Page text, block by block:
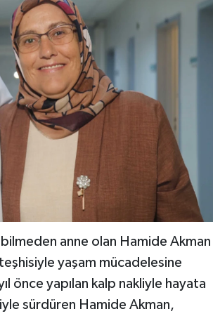
anne olan Hamide Akman
yaşam mücadelesine
önce yapılan kalp nakliyle hayata
sürdüren Hamide Akman,